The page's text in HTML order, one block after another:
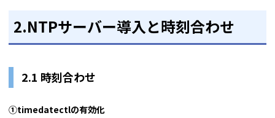
2.NTPサーバー導入と時刻合わせ
2.1 時刻合わせ
①timedatectlの有効化